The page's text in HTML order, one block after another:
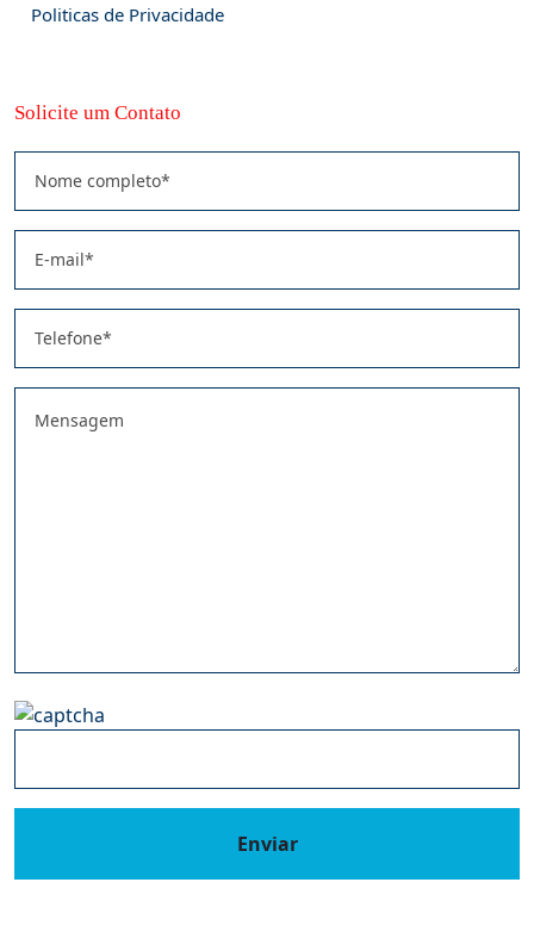
Politicas de Privacidade
Solicite um Contato
Enviar